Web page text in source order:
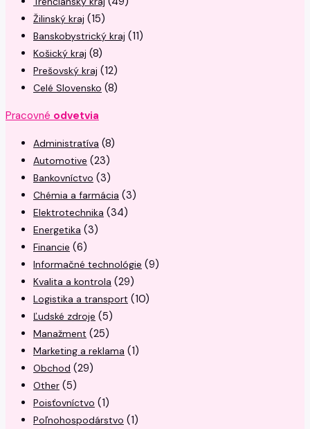
Žilinský kraj (15)
Banskobystrický kraj (11)
Košický kraj (8)
Prešovský kraj (12)
Celé Slovensko (8)
Pracovné odvetvia
Administratíva (8)
Automotive (23)
Bankovníctvo (3)
Chémia a farmácia (3)
Elektrotechnika (34)
Energetika (3)
Financie (6)
Informačné technológie (9)
Kvalita a kontrola (29)
Logistika a transport (10)
Ľudské zdroje (5)
Manažment (25)
Marketing a reklama (1)
Obchod (29)
Other (5)
Poisťovníctvo (1)
Poľnohospodárstvo (1)